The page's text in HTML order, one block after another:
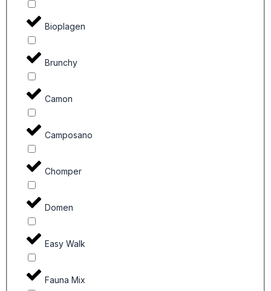
Bioplagen
Brunchy
Camon
Camposano
Chomper
Domen
Easy Walk
Fauna Mix